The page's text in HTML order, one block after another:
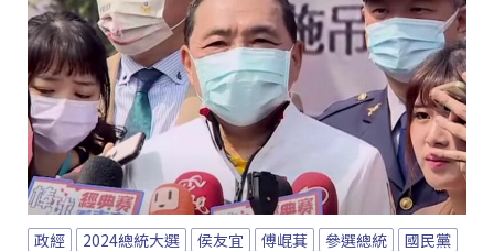
政經 2024總統大選 侯友宜 傅崐萁 參選總統
國民黨